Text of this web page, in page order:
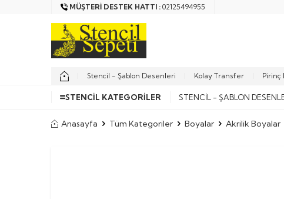
MÜŞTERI DESTEK HATTI : 02125494955
Stencil - Şablon Desenleri Kolay Transfer Pirinç
STENCIL KATEGORILER STENCIL - ŞABLON
Anasayfa Tüm Kategoriler Boyalar Akrilik Boyalar